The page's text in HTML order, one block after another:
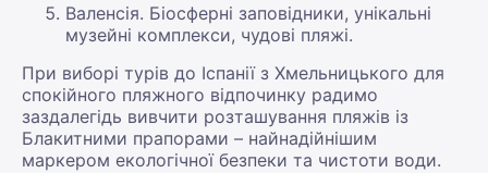
Валенсія. Біосферні заповідники, унікальні
музейні комплекси, чудові пляжі.
При виборі турів до Іспанії з Хмельницького для
спокійного пляжного відпочинку радимо
заздалегідь вивчити розташування пляжів із
Блакитними прапорами – найнадійнішим
маркером екологічної безпеки та чистоти води.